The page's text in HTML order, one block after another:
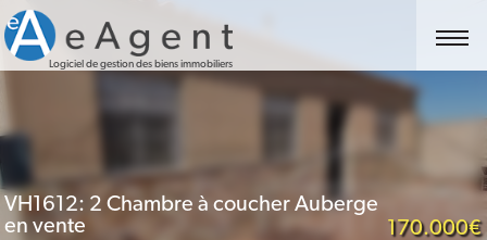
Logiciel de gestion des biens immobiliers
VH1612: 2 Chambre à coucher Auberge
en vente
170.000€